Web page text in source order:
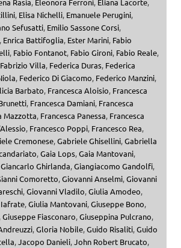
, Elisa Nichelli, Emanuele Perugini,
Sefusatti, Emilio Sassone Corsi,
, Enrica Battifoglia, Ester Marini, Fabio
, Fabio Fontanot, Fabio Gironi, Fabio Reale,
Fabrizio Villa, Federica Duras, Federica
, Federico Di Giacomo, Federico Manzini,
Barbato, Francesca Aloisio, Francesca
, Francesca Damiani, Francesca
Mazzotta, Francesca Panessa, Francesca
, Francesco Poppi, Francesco Rea,
Cremonese,Gabriele Ghisellini,Gabriella
,Gaia Lops,Gaia Mantovani,
Giancarlo Ghirlanda,Giangiacomo Gandolfi,
Comoretto,Giovanni Anselmi,Giovanni
,Giovanni Vladilo,Giulia Amodeo,
,Giulia Mantovani,Giuseppe Bono,
,Giuseppe Fiasconaro,Giuseppina Pulcrano,
,Gloria Nobile,Guido Risaliti,Guido
,Jacopo Danieli,John Robert Brucato,